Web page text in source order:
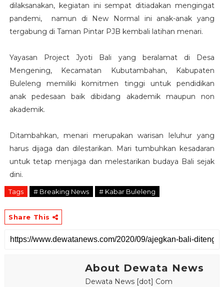
dilaksanakan, kegiatan ini sempat ditiadakan mengingat
pandemi, namun di New Normal ini anak-anak yang
tergabung di Taman Pintar PJB kembali latihan menari.
Yayasan Project Jyoti Bali yang beralamat di Desa
Mengening, Kecamatan Kubutambahan, Kabupaten
Buleleng memiliki komitmen tinggi untuk pendidikan
anak pedesaan baik dibidang akademik maupun non
akademik.
Ditambahkan, menari merupakan warisan leluhur yang
harus dijaga dan dilestarikan. Mari tumbuhkan kesadaran
untuk tetap menjaga dan melestarikan budaya Bali sejak
dini.
Tags # Breaking News # Kabar Buleleng
Share This
About Dewata News
Dewata News [dot] Com